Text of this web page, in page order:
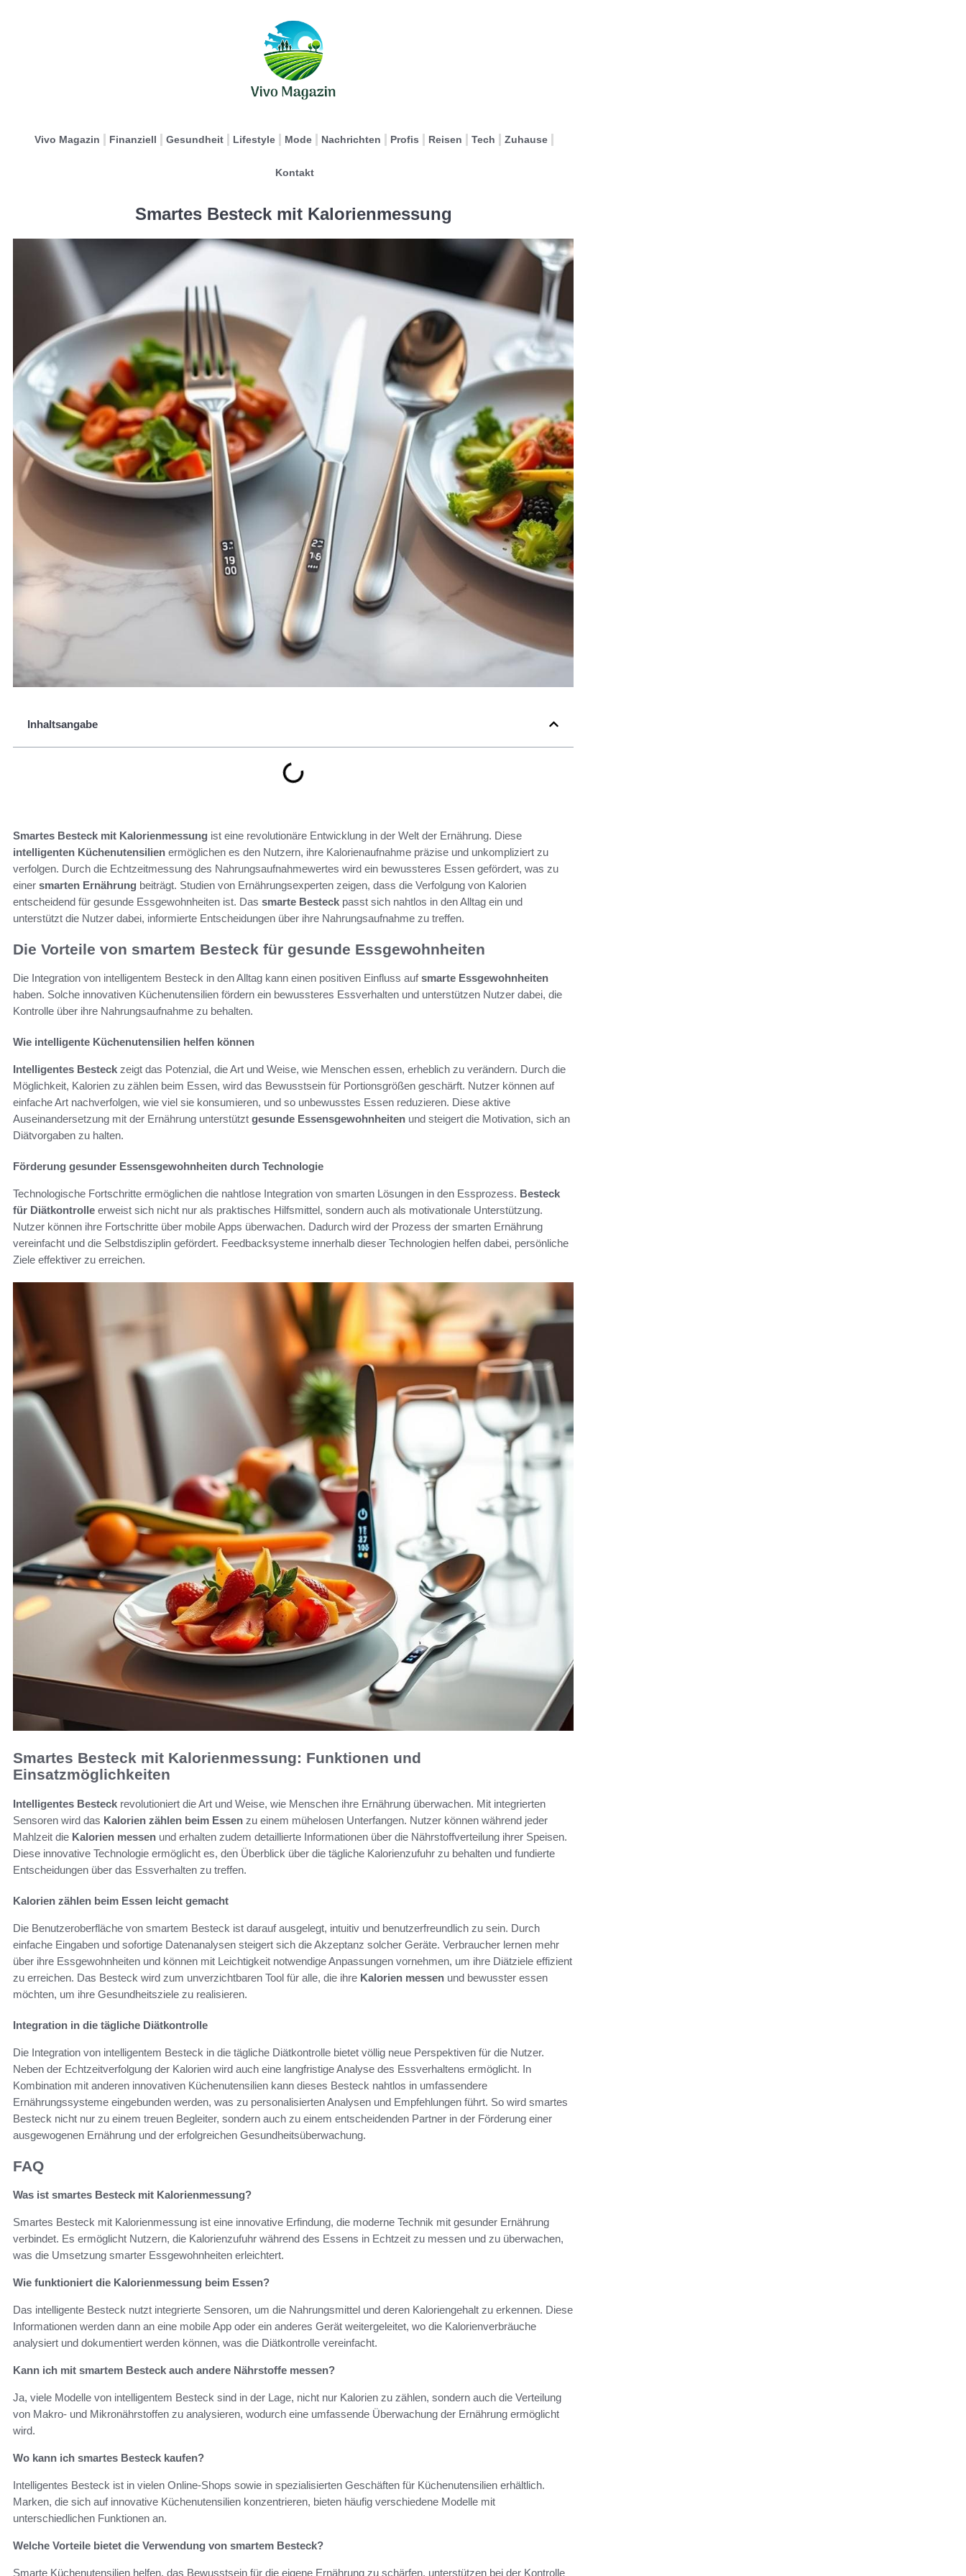
Vivo Magazin Finanziell Gesundheit Lifestyle Mode Nachrichten Profis Reisen Tech Zuhause
Kontakt
Smartes Besteck mit Kalorienmessung
Inhaltsangabe
Smartes Besteck mit Kalorienmessung ist eine revolutionäre Entwicklung in der Welt der Ernährung. Diese
intelligenten Küchenutensilien ermöglichen es den Nutzern, ihre Kalorienaufnahme präzise und unkompliziert zu
verfolgen. Durch die Echtzeitmessung des Nahrungsaufnahmewertes wird ein bewussteres Essen gefördert, was zu
einer smarten Ernährung beiträgt. Studien von Ernährungsexperten zeigen, dass die Verfolgung von Kalorien
entscheidend für gesunde Essgewohnheiten ist. Das smarte Besteck passt sich nahtlos in den Alltag ein und
unterstützt die Nutzer dabei, informierte Entscheidungen über ihre Nahrungsaufnahme zu treffen.
Die Vorteile von smartem Besteck für gesunde Essgewohnheiten
Die Integration von intelligentem Besteck in den Alltag kann einen positiven Einfluss aufsmarte Essgewohnheiten
haben. Solche innovativen Küchenutensilien fördern ein bewussteres Essverhalten und unterstützen Nutzer dabei, die
Kontrolle über ihre Nahrungsaufnahme zu behalten.
Wie intelligente Küchenutensilien helfen können
Intelligentes Besteck zeigt das Potenzial, die Art und Weise, wie Menschen essen, erheblich zu verändern. Durch die
Möglichkeit, Kalorien zu zählen beim Essen, wird das Bewusstsein für Portionsgrößen geschärft. Nutzer können auf
einfache Art nachverfolgen, wie viel sie konsumieren, und so unbewusstes Essen reduzieren. Diese aktive
Auseinandersetzung mit der Ernährung unterstützt gesunde Essensgewohnheiten und steigert die Motivation, sich an
Diätvorgaben zu halten.
Förderung gesunder Essensgewohnheiten durch Technologie
Technologische Fortschritte ermöglichen die nahtlose Integration von smarten Lösungen in den Essprozess. Besteck
für Diätkontrolle erweist sich nicht nur als praktisches Hilfsmittel, sondern auch als motivationale Unterstützung.
Nutzer können ihre Fortschritte über mobile Apps überwachen. Dadurch wird der Prozess der smarten Ernährung
vereinfacht und die Selbstdisziplin gefördert. Feedbacksysteme innerhalb dieser Technologien helfen dabei, persönliche
Ziele effektiver zu erreichen.
Smartes Besteck mit Kalorienmessung: Funktionen und
Einsatzmöglichkeiten
Intelligentes Besteck revolutioniert die Art und Weise, wie Menschen ihre Ernährung überwachen. Mit integrierten
Sensoren wird das Kalorien zählen beim Essen zu einem mühelosen Unterfangen. Nutzer können während jeder
Mahlzeit die Kalorien messen und erhalten zudem detaillierte Informationen über die Nährstoffverteilung ihrer Speisen.
Diese innovative Technologie ermöglicht es, den Überblick über die tägliche Kalorienzufuhr zu behalten und fundierte
Entscheidungen über das Essverhalten zu treffen.
Kalorien zählen beim Essen leicht gemacht
Die Benutzeroberfläche von smartem Besteck ist darauf ausgelegt, intuitiv und benutzerfreundlich zu sein. Durch
einfache Eingaben und sofortige Datenanalysen steigert sich die Akzeptanz solcher Geräte. Verbraucher lernen mehr
über ihre Essgewohnheiten und können mit Leichtigkeit notwendige Anpassungen vornehmen, um ihre Diätziele effizient
zu erreichen. Das Besteck wird zum unverzichtbaren Tool für alle, die ihre Kalorien messen und bewusster essen
möchten, um ihre Gesundheitsziele zu realisieren.
Integration in die tägliche Diätkontrolle
Die Integration von intelligentem Besteck in die tägliche Diätkontrolle bietet völlig neue Perspektiven für die Nutzer.
Neben der Echtzeitverfolgung der Kalorien wird auch eine langfristige Analyse des Essverhaltens ermöglicht. In
Kombination mit anderen innovativen Küchenutensilien kann dieses Besteck nahtlos in umfassendere
Ernährungssysteme eingebunden werden, was zu personalisierten Analysen und Empfehlungen führt. So wird smartes
Besteck nicht nur zu einem treuen Begleiter, sondern auch zu einem entscheidenden Partner in der Förderung einer
ausgewogenen Ernährung und der erfolgreichen Gesundheitsüberwachung.
FAQ
Was ist smartes Besteck mit Kalorienmessung?
Smartes Besteck mit Kalorienmessung ist eine innovative Erfindung, die moderne Technik mit gesunder Ernährung
verbindet. Es ermöglicht Nutzern, die Kalorienzufuhr während des Essens in Echtzeit zu messen und zu überwachen,
was die Umsetzung smarter Essgewohnheiten erleichtert.
Wie funktioniert die Kalorienmessung beim Essen?
Das intelligente Besteck nutzt integrierte Sensoren, um die Nahrungsmittel und deren Kaloriengehalt zu erkennen. Diese
Informationen werden dann an eine mobile App oder ein anderes Gerät weitergeleitet, wo die Kalorienverbräuche
analysiert und dokumentiert werden können, was die Diätkontrolle vereinfacht.
Kann ich mit smartem Besteck auch andere Nährstoffe messen?
Ja, viele Modelle von intelligentem Besteck sind in der Lage, nicht nur Kalorien zu zählen, sondern auch die Verteilung
von Makro- und Mikronährstoffen zu analysieren, wodurch eine umfassende Überwachung der Ernährung ermöglicht
wird.
Wo kann ich smartes Besteck kaufen?
Intelligentes Besteck ist in vielen Online-Shops sowie in spezialisierten Geschäften für Küchenutensilien erhältlich.
Marken, die sich auf innovative Küchenutensilien konzentrieren, bieten häufig verschiedene Modelle mit
unterschiedlichen Funktionen an.
Welche Vorteile bietet die Verwendung von smartem Besteck?
Smarte Küchenutensilien helfen, das Bewusstsein für die eigene Ernährung zu schärfen, unterstützen bei der Kontrolle